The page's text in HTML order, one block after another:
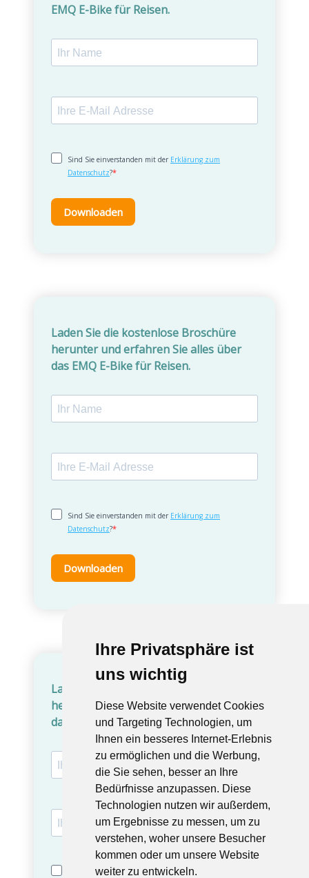
Ihre Privatsphäre ist
uns wichtig
Diese Website verwendet Cookies
und Targeting Technologien, um
Ihnen ein besseres Internet-Erlebnis
zu ermöglichen und die Werbung,
die Sie sehen, besser an Ihre
Bedürfnisse anzupassen. Diese
Technologien nutzen wir außerdem,
um Ergebnisse zu messen, um zu
verstehen, woher unsere Besucher
kommen oder um unsere Website
weiter zu entwickeln.
Ihre Privatsphäre ist
uns wichtig
Diese Website verwendet Cookies
und Targeting Technologien, um
Ihnen ein besseres Internet-Erlebnis
zu ermöglichen und die Werbung,
die Sie sehen, besser an Ihre
Bedürfnisse anzupassen. Diese
Technologien nutzen wir außerdem,
um Ergebnisse zu messen, um zu
verstehen, woher unsere Besucher
kommen oder um unsere Website
weiter zu entwickeln.